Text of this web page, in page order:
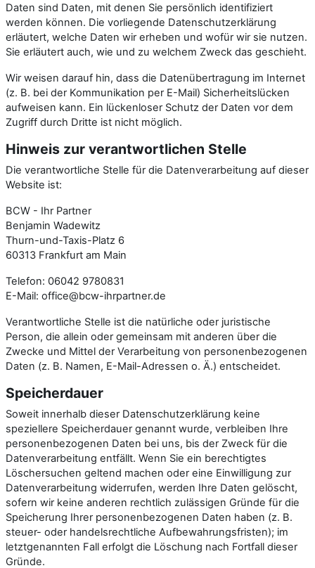
Daten sind Daten, mit denen Sie persönlich identifiziert
werden können. Die vorliegende Datenschutzerklärung
erläutert, welche Daten wir erheben und wofür wir sie nutzen.
Sie erläutert auch, wie und zu welchem Zweck das geschieht.
Wir weisen darauf hin, dass die Datenübertragung im Internet
(z. B. bei der Kommunikation per E-Mail) Sicherheitslücken
aufweisen kann. Ein lückenloser Schutz der Daten vor dem
Zugriff durch Dritte ist nicht möglich.
Hinweis zur verantwortlichen Stelle
Die verantwortliche Stelle für die Datenverarbeitung auf dieser
Website ist:
BCW - Ihr Partner
Benjamin Wadewitz
Thurn-und-Taxis-Platz 6
60313 Frankfurt am Main
Telefon: 06042 9780831
E-Mail: office@bcw-ihrpartner.de
Verantwortliche Stelle ist die natürliche oder juristische
Person, die allein oder gemeinsam mit anderen über die
Zwecke und Mittel der Verarbeitung von personenbezogenen
Daten (z. B. Namen, E-Mail-Adressen o. Ä.) entscheidet.
Speicherdauer
Soweit innerhalb dieser Datenschutzerklärung keine
speziellere Speicherdauer genannt wurde, verbleiben Ihre
personenbezogenen Daten bei uns, bis der Zweck für die
Datenverarbeitung entfällt. Wenn Sie ein berechtigtes
Löschersuchen geltend machen oder eine Einwilligung zur
Datenverarbeitung widerrufen, werden Ihre Daten gelöscht,
sofern wir keine anderen rechtlich zulässigen Gründe für die
Speicherung Ihrer personenbezogenen Daten haben (z. B.
steuer- oder handelsrechtliche Aufbewahrungsfristen); im
letztgenannten Fall erfolgt die Löschung nach Fortfall dieser
Gründe.